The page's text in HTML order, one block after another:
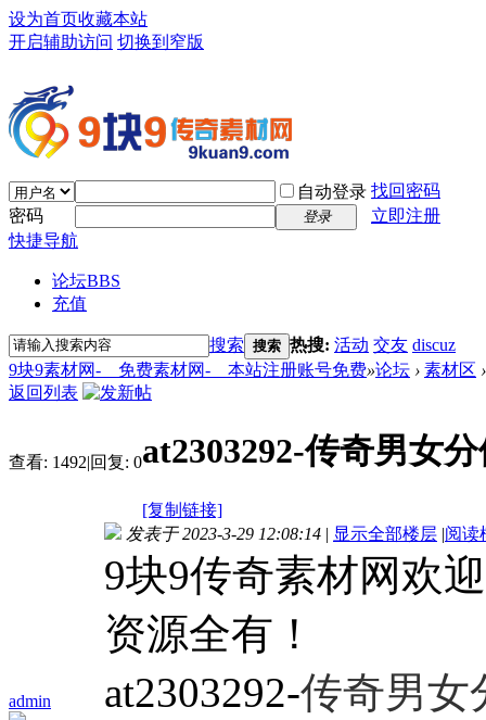
设为首页收藏本站
开启辅助访问 切换到窄版
自动登录 找回密码
密码
登录
立即注册
快捷导航
论坛BBS
充值
搜索 搜索 热搜: 活动 交友 discuz
9块9素材网-＿免费素材网-＿本站注册账号免费»论坛 › 素材区 ›
返回列表
查看: 1492|回复: 0at2303292-传奇男女
[复制链接]
admin
发表于 2023-3-29 12:08:14 | 显示全部楼层 |阅读
9块9传奇素材网欢
资源全有！
at2303292-传奇男女